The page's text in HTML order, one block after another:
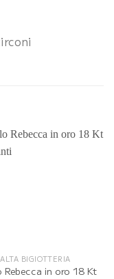
ALTA BIGIOTTERIA
Rebecca in oro 18 Kt